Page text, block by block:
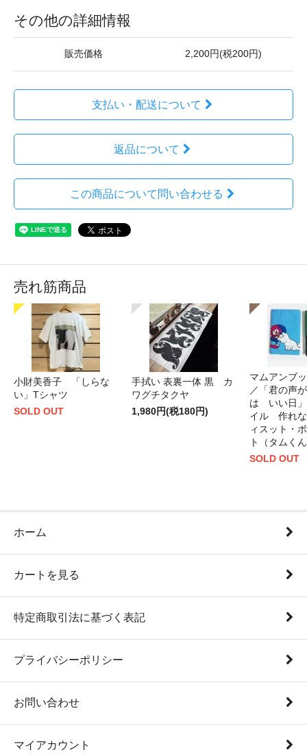
その他の詳細情報
販売価格 2,200円(税200円)
支払い・配送について
返品について
この商品について問い合わせる
売れ筋商品
小財美香子 「しらな
い」Tシャツ
SOLD OUT
手拭い 表裏一体 黒 カ
ワグチタクヤ
1,980円(税180円)
マムアンブ
／「君の声
は いい日」
イル 作れ
ィスット・
ト（タムく
SOLD OUT
ホーム
カートを見る
特定商取引法に基づく表記
プライバシーポリシー
お問い合わせ
マイアカウント